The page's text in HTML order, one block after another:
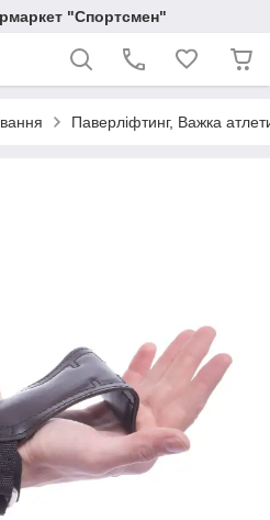
"Спортсмен"
Паверліфтинг, Важка